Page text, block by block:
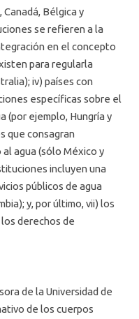
Bélgica y
se refieren a la
en el concepto
para regularla
iv) países con
específicas sobre el
(por ejemplo, Hungría y
que consagran
agua (sólo México y
incluyen una
públicos de agua
y, por último, vii) los
derechos de
de la Universidad de
de los cuerpos